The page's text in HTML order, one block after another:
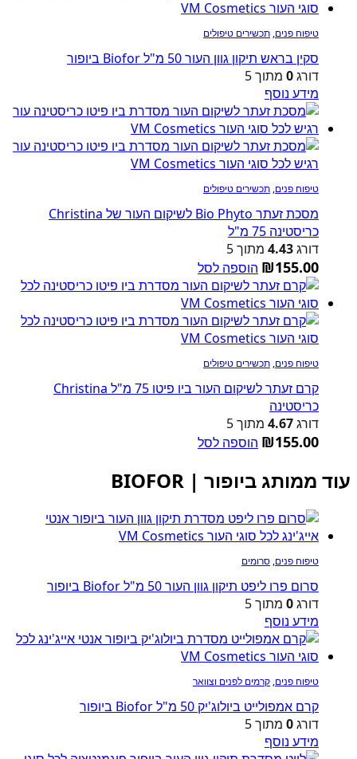
טיפוח פנים, תכשירים טיפולים
סקין בראש תיקון גוון העור 50 מ"ל Biofor ביופור
דורג0 מתוך 5
מידע נוסף
טיפוח פנים, תכשירים טיפולים
מסכת זעתר Bio Phyto לשיקום העור של Christina
כריסטינה 75 מ"ל
דורג4.43 מתוך 5
₪155.00 הוספה לסל
טיפוח פנים, תכשירים טיפולים
קרם זעתר לשיקום העור ביו פיטו 75 מ"ל Christina
כריסטינה
דורג4.67 מתוך 5
₪155.00 הוספה לסל
עוד ממותג ביופור | BIOFOR
טיפוח פנים, סרומים
סרום פרו ליפט תיקון גוון העור 50 מ"ל Biofor ביופור
דורג0 מתוך 5
מידע נוסף
טיפוח פנים, קרמים לפנים וצוואר
קרם אמפולייט ביולוג'יק 50 מ"ל Biofor ביופור
דורג0 מתוך 5
מידע נוסף